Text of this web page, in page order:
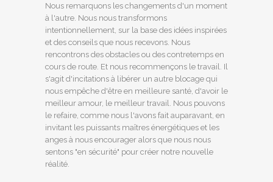
Nous remarquons les changements d'un moment
à l'autre. Nous nous transformons
intentionnellement, sur la base des idées inspirées
et des conseils que nous recevons. Nous
rencontrons des obstacles ou des contretemps en
cours de route. Et nous recommençons le travail. Il
s'agit d'incitations à libérer un autre blocage qui
nous empêche d'être en meilleure santé, d'avoir le
meilleur amour, le meilleur travail. Nous pouvons
le refaire, comme nous l'avons fait auparavant, en
invitant les puissants maîtres énergétiques et les
anges à nous encourager alors que nous nous
sentons "en sécurité" pour créer notre nouvelle
réalité.